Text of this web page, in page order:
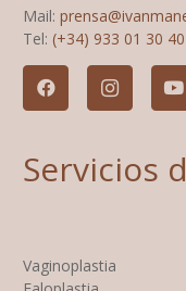
Mail:
Tel: (+34) 933 01 30 40
Servicios
Vaginoplastia